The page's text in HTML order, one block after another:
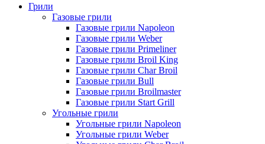
Грили
Газовые грили
Газовые грили Napoleon
Газовые грили Weber
Газовые грили Primeliner
Газовые грили Broil King
Газовые грили Char Broil
Газовые грили Bull
Газовые грили Broilmaster
Газовые грили Start Grill
Угольные грили
Угольные грили Napoleon
Угольные грили Weber